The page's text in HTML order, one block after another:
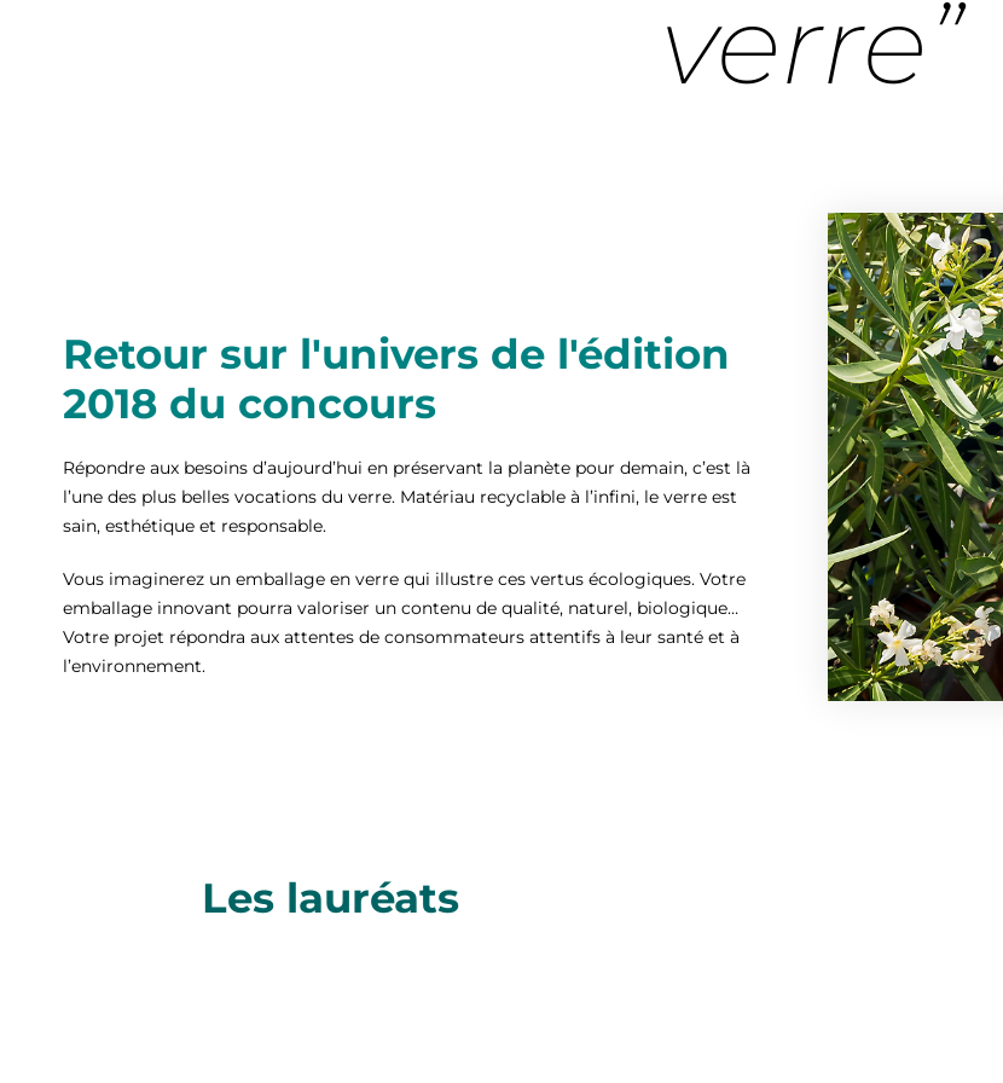
verre”
Retour sur l'univers de l'édition
2018 du concours
Répondre aux besoins d’aujourd’hui en préservant la planète pour demain, c’est là
l’une des plus belles vocations du verre. Matériau recyclable à l’infini, le verre est
sain, esthétique et responsable.
Vous imaginerez un emballage en verre qui illustre ces vertus écologiques. Votre
emballage innovant pourra valoriser un contenu de qualité, naturel, biologique…
Votre projet répondra aux attentes de consommateurs attentifs à leur santé et à
l’environnement.
Les lauréats